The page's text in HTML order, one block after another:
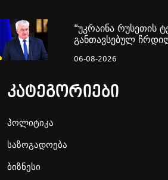
"უკრაინა რუსეთის
განთავსებულ
06-08-2026
კატეგორიები
პოლიტიკა
საზოგადოება
ბიზნესი